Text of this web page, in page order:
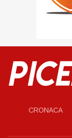
CRONACA